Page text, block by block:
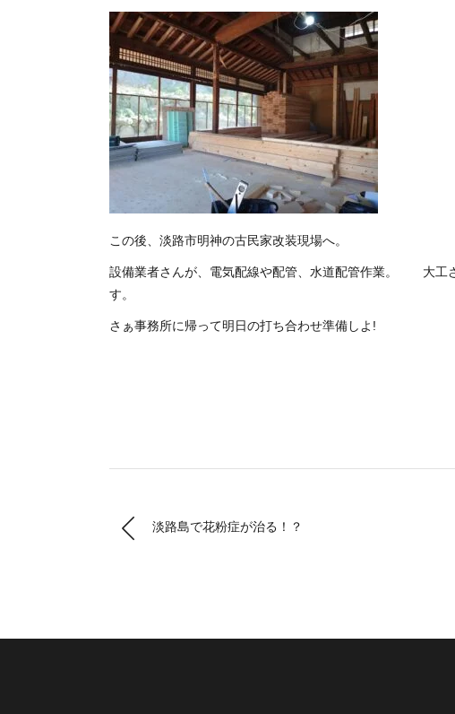
この後、淡路市明神の古民家改装現場へ。
設備業者さんが、電気配線や配管、水道配管作業。 大工
す。
さぁ事務所に帰って明日の打ち合わせ準備しよ!
淡路島で花粉症が治る！？